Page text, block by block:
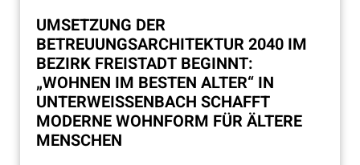
UMSETZUNG DER
BETREUUNGSARCHITEKTUR 2040 IM
BEZIRK FREISTADT BEGINNT:
„WOHNEN IM BESTEN ALTER“ IN
UNTERWEISSENBACH SCHAFFT M
ODERNE WOHNFORM FÜR ÄLTERE M
ENSCHEN